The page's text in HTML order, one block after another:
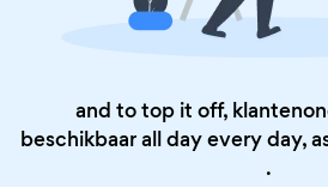
and to top it off,
beschikbaar all day every day,
.